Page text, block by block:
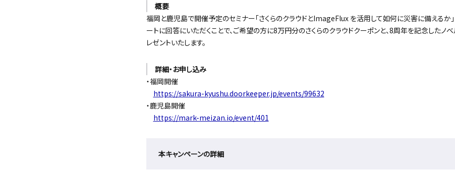
概要
福岡と鹿児島で開催予定のセミナー「さくらのクラウドとImageFlux を活用して如何に災害に備えるか」
ートに回答にいただくことで、ご希望の方に8万円分のさくらのクラウドクーポンと、8周年を記念したノベ
レゼントいたします。
詳細・お申し込み
・福岡開催
https://sakura-kyushu.doorkeeper.jp/events/99632
・鹿児島開催
https://mark-meizan.io/event/401
本キャンペーンの詳細